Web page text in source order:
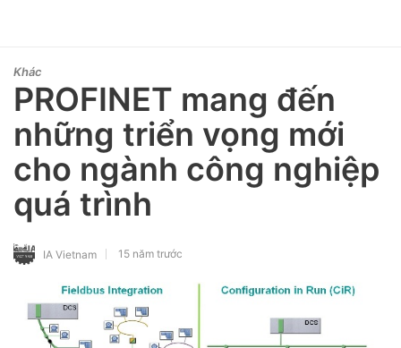
Khác
PROFINET mang đến
những triển vọng mới
cho ngành công nghiệp
quá trình
IA Vietnam 15 năm trước